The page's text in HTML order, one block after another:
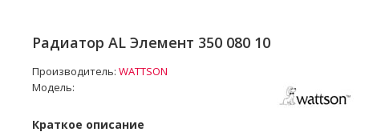
Радиатор AL Элемент 350 080 10
Производитель: WATTSON
Модель:
Краткое описание